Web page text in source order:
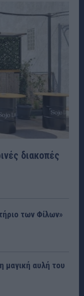
διακοπές
των Φίλων»
μαγική αυλή του